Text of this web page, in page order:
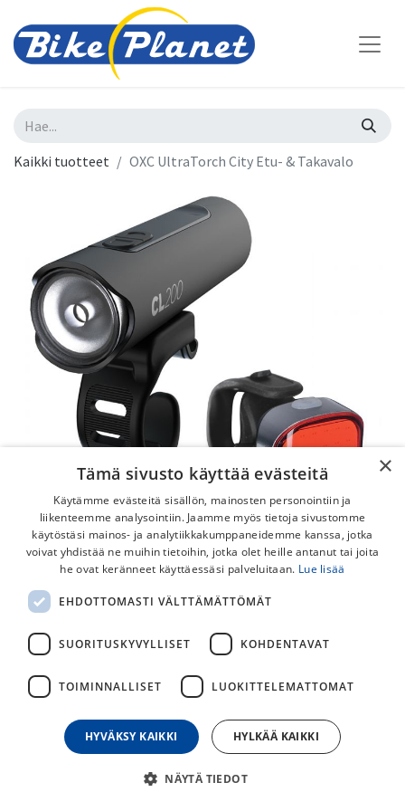
Kaikki tuotteet OXC UltraTorch City Etu- & Takavalo
OXC UltraTorch City Etu- & Takavalo
OXC Ultratorch City valosetti. Sisältää USB-ladattavan
lumenia). Sisältää mikro-USB kaapelit ja kiinnikkeet.
65,00€
päivän alin hinta
×
Tämä sivusto käyttää evästeitä
Käytämme evästeitä sisällön, mainosten personointiin ja
liikenteemme analysointiin. Jaamme myös tietoja sivustomme
käytöstäsi mainos- ja analytiikkakumppaneidemme kanssa, jotka
voivat yhdistää ne muihin tietoihin, jotka olet heille antanut tai joita
he ovat keränneet käyttäessäsi palveluitaan. Lue lisää
EHDOTTOMASTI VÄLTTÄMÄTTÖMÄT
SUORITUSKYVYLLISET KOHDENTAVAT
TOIMINNALLISET LUOKITTELEMATTOMAT
HYVÄKSY KAIKKI HYLKÄÄ KAIKKI
NÄYTÄ TIEDOT